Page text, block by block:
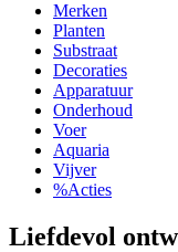
Merken
Planten
Substraat
Decoraties
Apparatuur
Onderhoud
Voer
Aquaria
Vijver
%Acties
Liefdevol